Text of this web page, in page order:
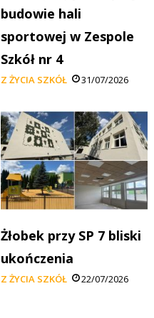
budowie hali
sportowej w Zespole
Szkół nr 4
Z ŻYCIA SZKÓŁ 31/07/2026
Żłobek przy SP 7 bliski
ukończenia
Z ŻYCIA SZKÓŁ 22/07/2026